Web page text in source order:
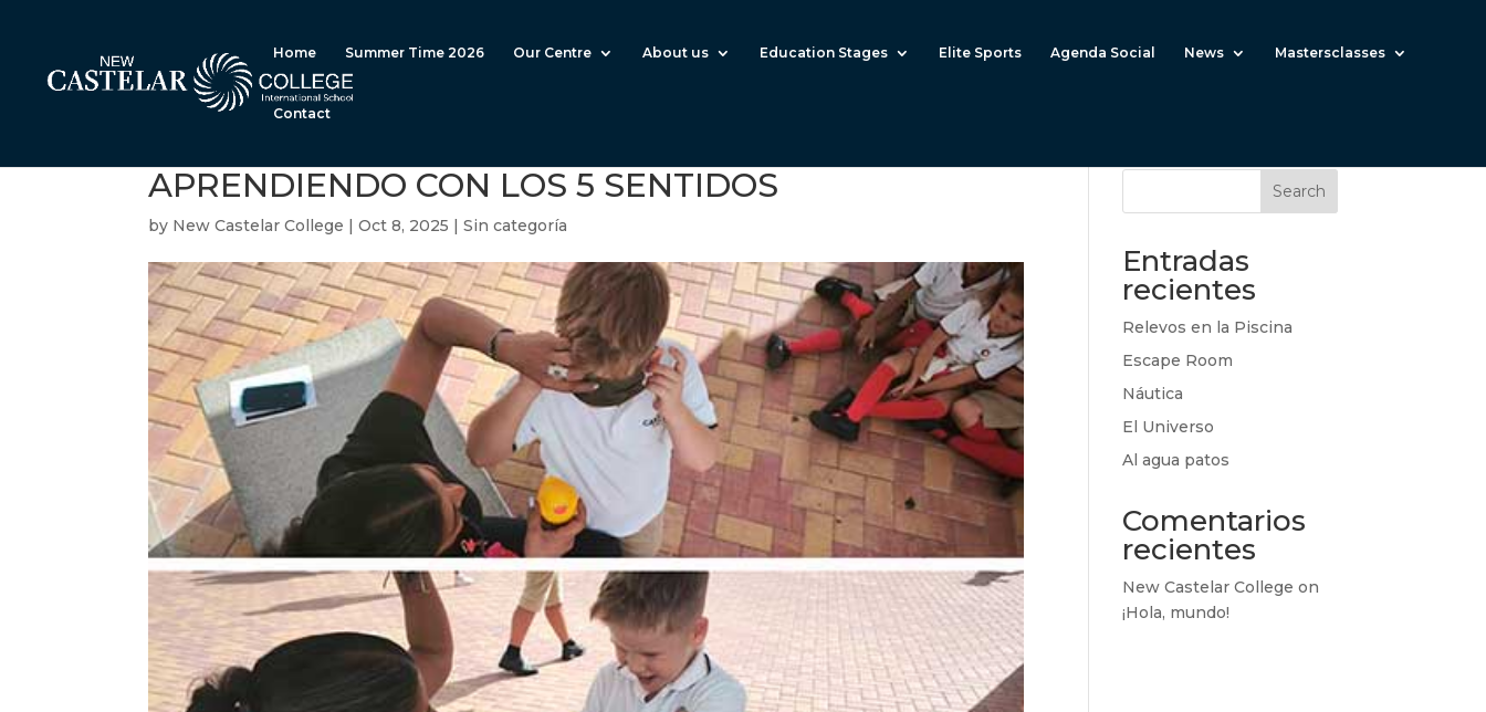
Home Summer Time 2026 Our Centre About us Education Stages Elite Sports Agenda Social News Mastersclasses
Contact
APRENDIENDO CON LOS 5 SENTIDOS
by New Castelar College |Oct 8, 2025 |Sin categoría
Search
Entradas
recientes
Relevos en la Piscina
Escape Room
Náutica
El Universo
Al agua patos
Comentarios
recientes
New Castelar College on
¡Hola, mundo!